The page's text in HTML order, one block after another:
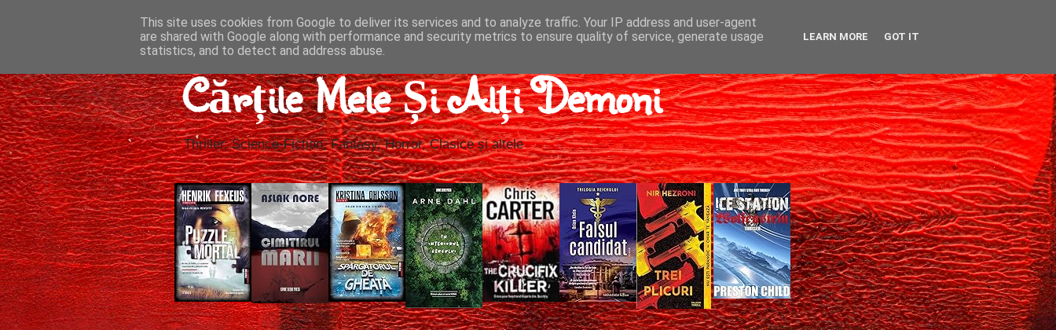
Cărțile Mele Și Alți Demoni
Thriller, Science-Fiction, Fantasy, Horror, Clasice și altele
This site uses cookies from Google to deliver its services and to analyze traffic. Your IP address and user-agent
are shared with Google along with performance and security metrics to ensure quality of service, generate usage
statistics, and to detect and address abuse.
LEARN MORE GOT IT